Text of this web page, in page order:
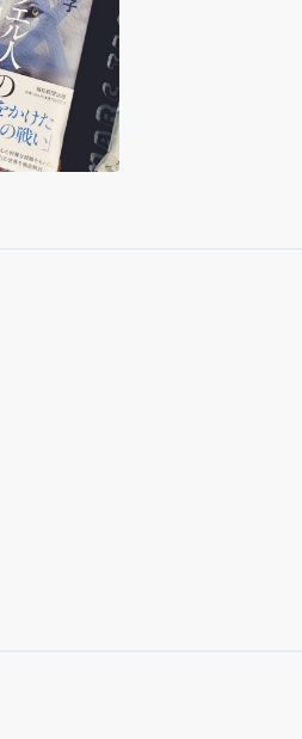
も続くジェノサイドに目の前
うか。正直、自信はあまりな
思う。